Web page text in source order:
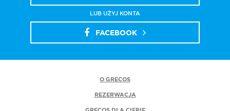
LUB UŻYJ KONTA
FACEBOOK
O GRECOS
REZERWACJA